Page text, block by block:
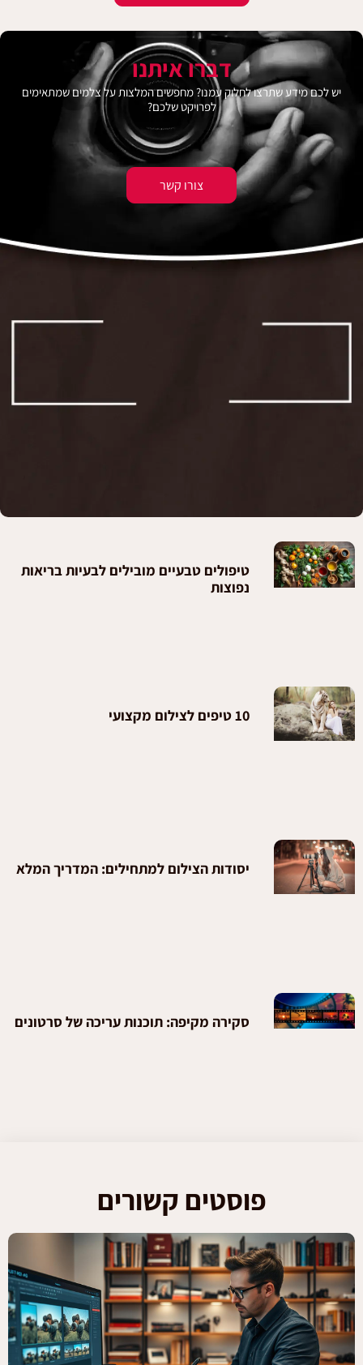
דברו איתנו
יש לכם מידע שתרצו לחלוק עמנו? מחפשים המלצות על צלמים שמתאימים
לפרויקט שלכם?
צורו קשר
טיפולים טבעיים מובילים לבעיות בריאות
נפוצות
10 טיפים לצילום מקצועי
יסודות הצילום למתחילים: המדריך המלא
סקירה מקיפה: תוכנות עריכה של סרטונים
פוסטים קשורים